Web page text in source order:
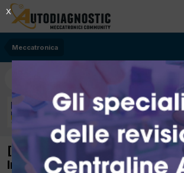
Meccatronica
[Pajero 04/2004 3200cc 4m41
Ingranaggio pompa
X